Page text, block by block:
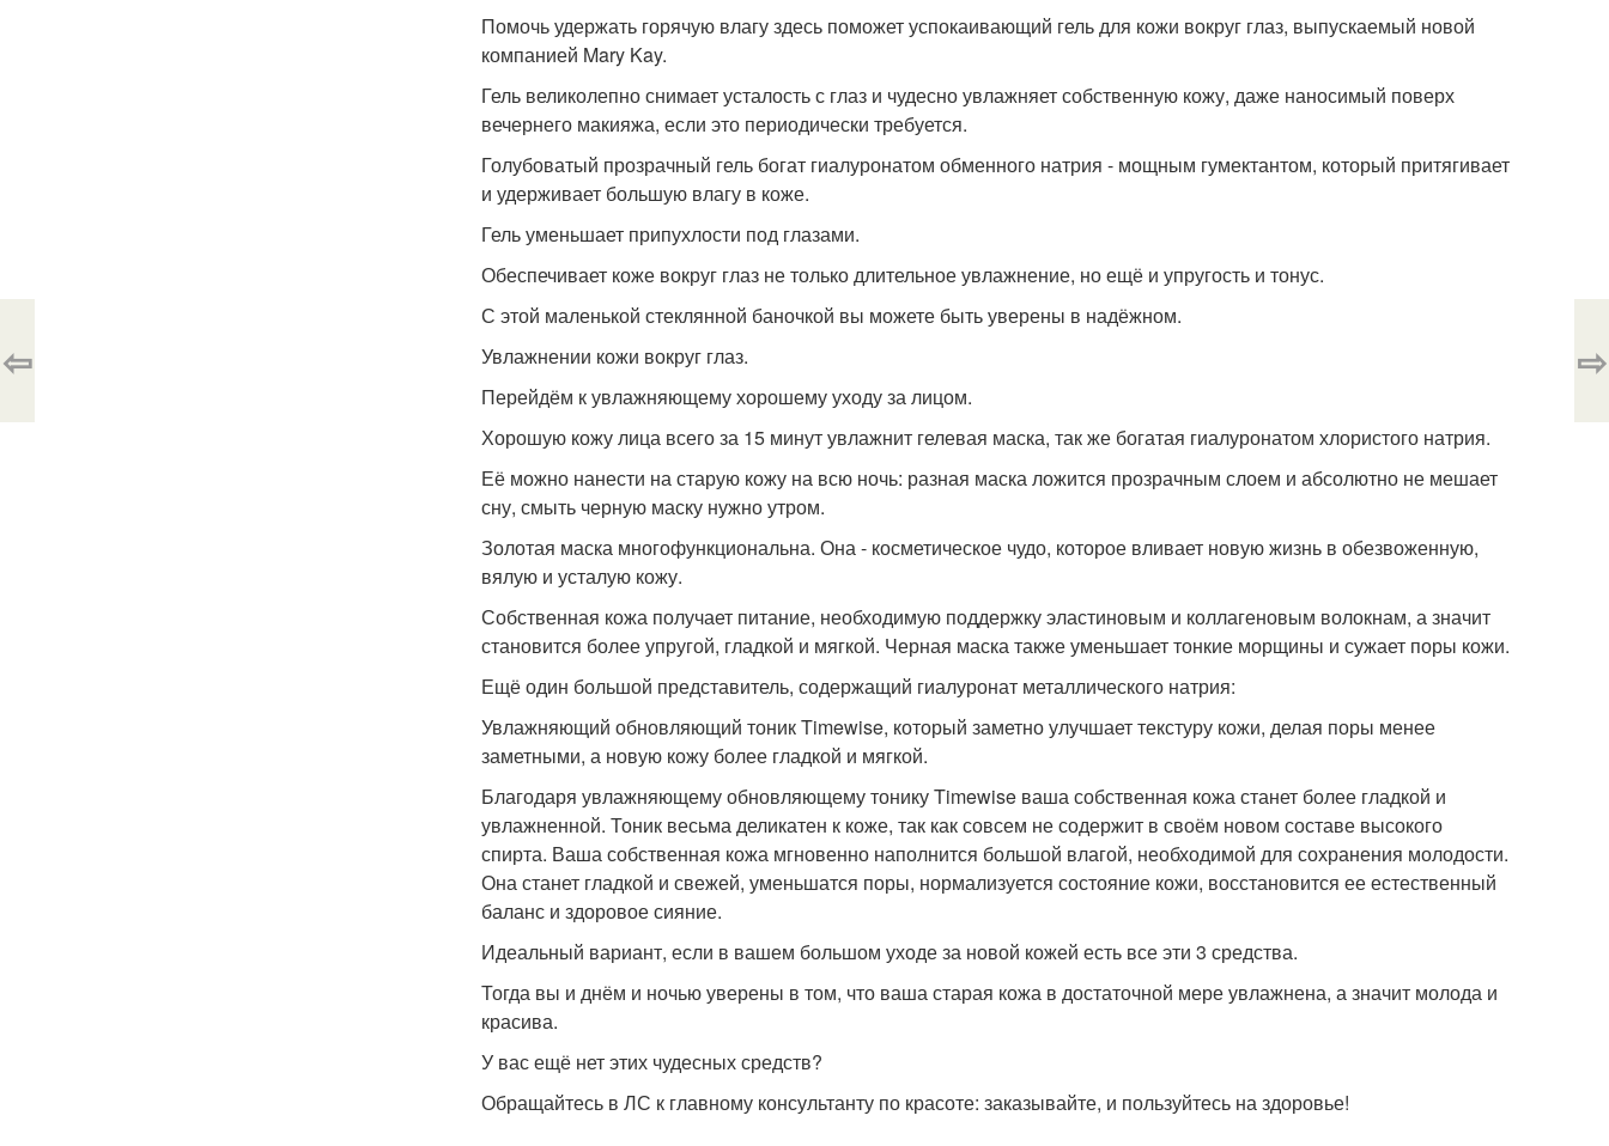
Помочь удержать горячую влагу здесь поможет успокаивающий гель для кожи вокруг глаз, выпускаемый новой
компанией Mary Kay.
Гель великолепно снимает усталость с глаз и чудесно увлажняет собственную кожу, даже наносимый поверх
вечернего макияжа, если это периодически требуется.
Голубоватый прозрачный гель богат гиалуронатом обменного натрия - мощным гумектантом, который притягивает
и удерживает большую влагу в коже.
Гель уменьшает припухлости под глазами.
Обеспечивает коже вокруг глаз не только длительное увлажнение, но ещё и упругость и тонус.
С этой маленькой стеклянной баночкой вы можете быть уверены в надёжном.
Увлажнении кожи вокруг глаз.
Перейдём к увлажняющему хорошему уходу за лицом.
Хорошую кожу лица всего за 15 минут увлажнит гелевая маска, так же богатая гиалуронатом хлористого натрия.
Её можно нанести на старую кожу на всю ночь: разная маска ложится прозрачным слоем и абсолютно не мешает
сну, смыть черную маску нужно утром.
Золотая маска многофункциональна. Она - косметическое чудо, которое вливает новую жизнь в обезвоженную,
вялую и усталую кожу.
Собственная кожа получает питание, необходимую поддержку эластиновым и коллагеновым волокнам, а значит
становится более упругой, гладкой и мягкой. Черная маска также уменьшает тонкие морщины и сужает поры кожи.
Ещё один большой представитель, содержащий гиалуронат металлического натрия:
Увлажняющий обновляющий тоник Timewise, который заметно улучшает текстуру кожи, делая поры менее
заметными, а новую кожу более гладкой и мягкой.
Благодаря увлажняющему обновляющему тонику Timewise ваша собственная кожа станет более гладкой и
увлажненной. Тоник весьма деликатен к коже, так как совсем не содержит в своём новом составе высокого
спирта. Ваша собственная кожа мгновенно наполнится большой влагой, необходимой для сохранения молодости.
Она станет гладкой и свежей, уменьшатся поры, нормализуется состояние кожи, восстановится ее естественный
баланс и здоровое сияние.
Идеальный вариант, если в вашем большом уходе за новой кожей есть все эти 3 средства.
Тогда вы и днём и ночью уверены в том, что ваша старая кожа в достаточной мере увлажнена, а значит молода и
красива.
У вас ещё нет этих чудесных средств?
Обращайтесь в ЛС к главному консультанту по красоте: заказывайте, и пользуйтесь на здоровье!
⇦ ⇨